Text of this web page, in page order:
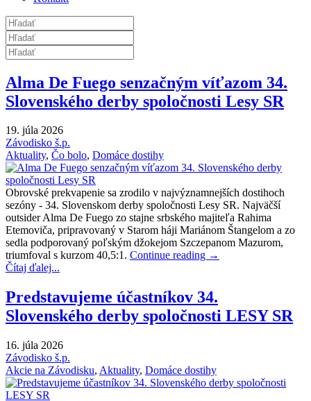
Alma De Fuego senzačným víťazom 34.
Slovenského derby spoločnosti Lesy SR
19. júla 2026
Závodisko š.p.
Aktuality, Čo bolo, Domáce dostihy
Obrovské prekvapenie sa zrodilo v najvýznamnejších dostihoch
sezóny - 34. Slovenskom derby spoločnosti Lesy SR. Najväčší
outsider Alma De Fuego zo stajne srbského majiteľa Rahima
Etemoviča, pripravovaný v Starom háji Mariánom Štangelom a zo
sedla podporovaný poľským džokejom Szczepanom Mazurom,
triumfoval s kurzom 40,5:1. Continue reading →
Čítaj ďalej...
Predstavujeme účastníkov 34.
Slovenského derby spoločnosti LESY SR
16. júla 2026
Závodisko š.p.
Akcie na Závodisku, Aktuality, Domáce dostihy